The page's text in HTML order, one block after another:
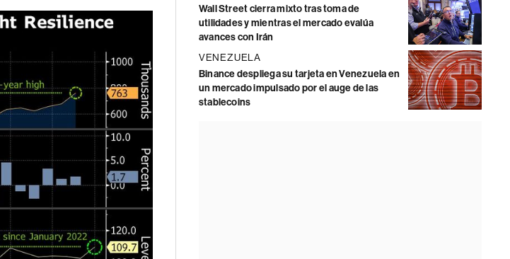
Wall Street cierra mixto tras toma de
utilidades y mientras el mercado evalúa
avances con Irán
VENEZUELA
Binance despliega su tarjeta en Venezuela en
un mercado impulsado por el auge de las
stablecoins